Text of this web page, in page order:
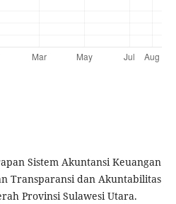
Sistem Akuntansi Keuangan
Transparansi dan Akuntabilitas
Provinsi Sulawesi Utara.